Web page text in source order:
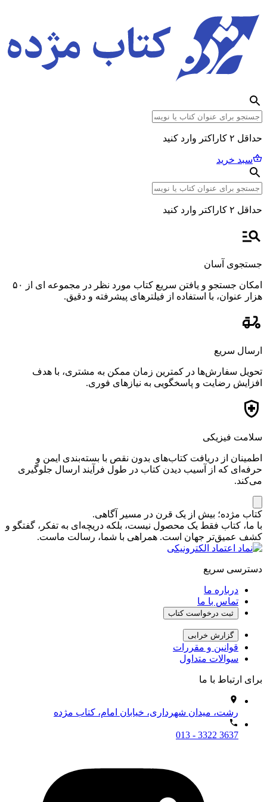
حداقل ۲ کاراکتر وارد کنید
سبد خرید
حداقل ۲ کاراکتر وارد کنید
جستجوی آسان
امکان جستجو و یافتن سریع کتاب مورد نظر در مجموعه ای از ۵۰
هزار عنوان، با استفاده از فیلترهای پیشرفته و دقیق.
ارسال سریع
تحویل سفارش‌ها در کمترین زمان ممکن به مشتری، با هدف
افزایش رضایت و پاسخگویی به نیازهای فوری.
سلامت فیزیکی
اطمینان از دریافت کتاب‌های بدون نقص با بسته‌بندی ایمن و
حرفه‌ای که از آسیب دیدن کتاب در طول فرآیند ارسال جلوگیری
می‌کند.
کتاب مژده؛ بیش از یک قرن در مسیر آگاهی.
با ما، کتاب فقط یک محصول نیست، بلکه دریچه‌ای به تفکر، گفتگو و
کشف عمیق‌تر جهان است. همراهی با شما، رسالت ماست.
دسترسی سریع
درباره ما
تماس با ما
ثبت درخواست کتاب
گزارش خرابی
قوانین و مقررات
سوالات متداول
برای ارتباط با ما
رشت، میدان شهرداری، خیابان امام، کتاب مژده
013 - 3322 3637